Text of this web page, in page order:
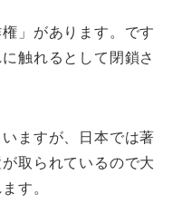
」があります。です
触れるとして閉鎖さ
ますが、日本では著
取られているので大
す。